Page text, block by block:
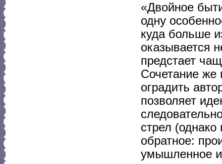
«Двойное
одну
куда больше
оказывается
предстает
Сочетание же
оградить
позволяет
стрел
обратное:
умышленное